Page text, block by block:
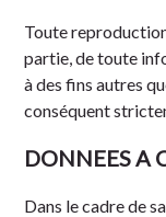
Toute
partie, de toute
à des fins autres
conséquent
DONNEES A
Dans le cadre de